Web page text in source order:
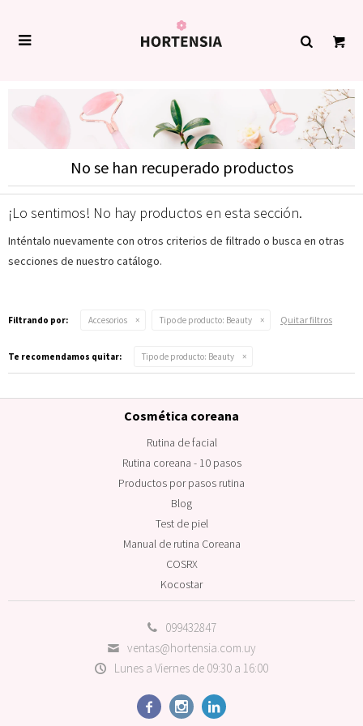

No se han recuperado productos
¡Lo sentimos! No hay productos en esta sección.
Inténtalo nuevamente con otros criterios de filtrado o busca en otras
secciones de nuestro catálogo.
Filtrando por: Accesorios Tipo de producto: Beauty Quitar filtros
Te recomendamos quitar: Tipo de producto: Beauty
099432847
ventas@hortensia.com.uy
Lunes a Viernes de 09:30 a 16:00
  
Cosmética coreana
Rutina de facial
Rutina coreana - 10 pasos
Productos por pasos rutina
Blog
Test de piel
Manual de rutina Coreana
COSRX
Kocostar